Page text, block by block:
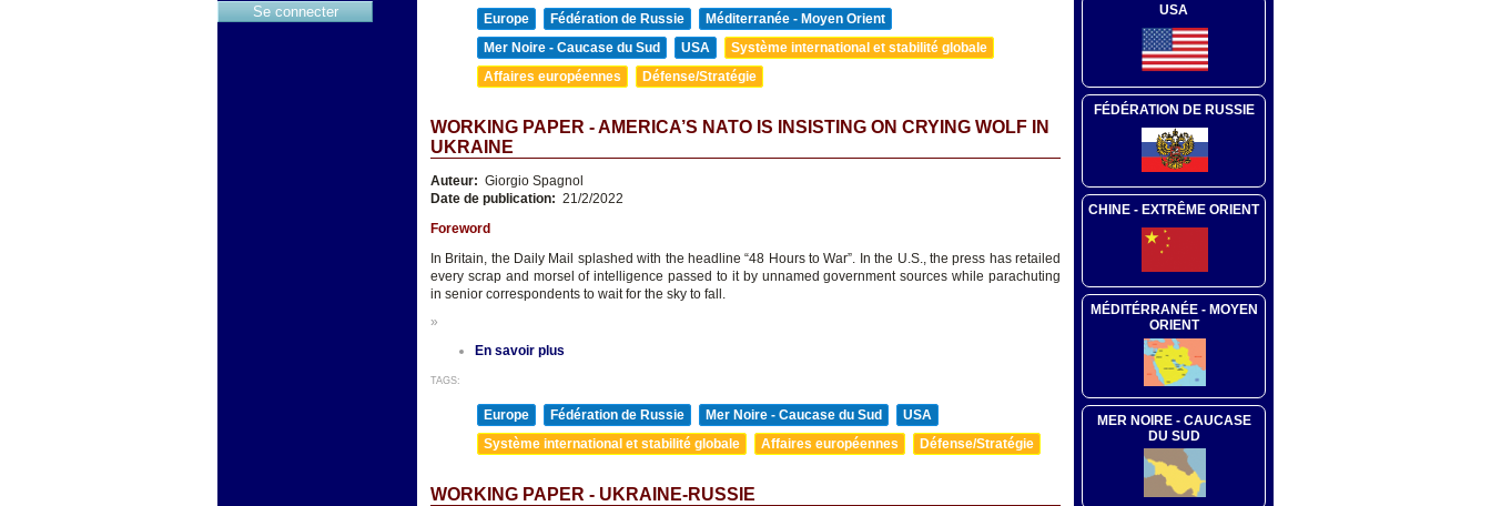
Europe Fédération de Russie
Méditerranée - Moyen Orient
Mer Noire - Caucase du Sud
USA
Système international et stabilité globale
Affaires européennes
Défense/Stratégie
WORKING PAPER - AMERICA’S NATO IS INSISTING ON CRYING WOLF IN
UKRAINE
Auteur: Giorgio Spagnol
Date de publication: 21/2/2022
Foreword
In Britain, the Daily Mail splashed with the headline “48 Hours to War”. In the U.S., the press has retailed
every scrap and morsel of intelligence passed to it by unnamed government sources while parachuting
in senior correspondents to wait for the sky to fall.
»
En savoir plus
TAGS:
Europe Fédération de Russie Mer Noire - Caucase du Sud
USA
Système international et stabilité globale
Affaires européennes Défense/Stratégie
WORKING PAPER - UKRAINE-RUSSIE
USA
FÉDÉRATION DE RUSSIE
CHINE - EXTRÊME ORIENT
MÉDITÉRRANÉE - MOYEN
ORIENT
MER NOIRE - CAUCASE
DU SUD